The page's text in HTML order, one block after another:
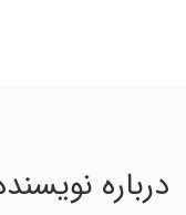
درباره